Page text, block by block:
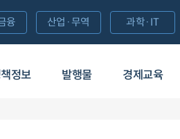
정보 발행물 경제교육
융 산업·무역 과학·IT